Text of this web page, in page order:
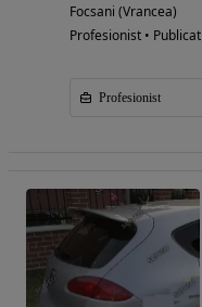
Focsani (Vrancea)
Profesionist • Publicat
Profesionist